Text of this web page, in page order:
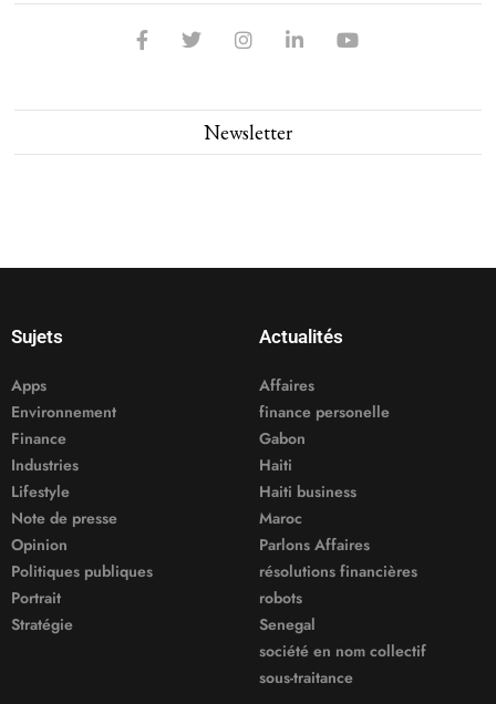
Newsletter
Sujets
Apps
Environnement
Finance
Industries
Lifestyle
Note de presse
Opinion
Politiques publiques
Portrait
Stratégie
Actualités
Affaires
finance personelle
Gabon
Haiti
Haiti business
Maroc
Parlons Affaires
résolutions financières
robots
Senegal
société en nom collectif
sous-traitance